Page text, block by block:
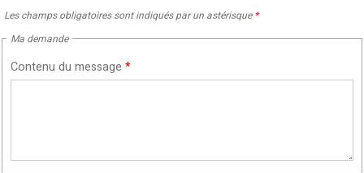
Les champs obligatoires sont indiqués par un astérisque *
Ma demande
Contenu du message *